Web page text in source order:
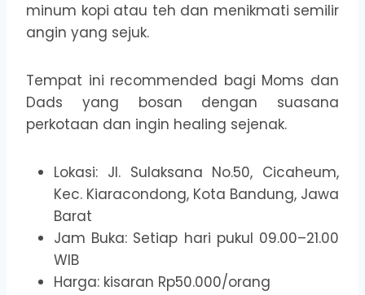
minum kopi atau teh dan menikmati semilir
angin yang sejuk.
Tempat ini recommended bagi Moms dan
Dads yang bosan dengan suasana
perkotaan dan ingin healing sejenak.
Lokasi: Jl. Sulaksana No.50, Cicaheum,
Kec. Kiaracondong, Kota Bandung, Jawa
Barat
Jam Buka: Setiap hari pukul 09.00–21.00
WIB
Harga: kisaran Rp50.000/orang